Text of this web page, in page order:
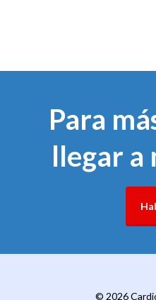
Para
llegar a
© 2026